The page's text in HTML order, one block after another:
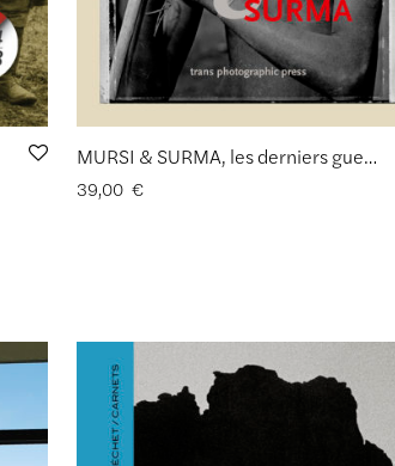
MURSI & SURMA, les derniers guerriers nus d’Afrique de Gilles Perrin
39,00 €